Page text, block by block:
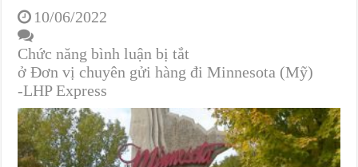
10/06/2022
Chức năng bình luận bị tắt
ở Đơn vị chuyên gửi hàng đi Minnesota (Mỹ)
-LHP Express